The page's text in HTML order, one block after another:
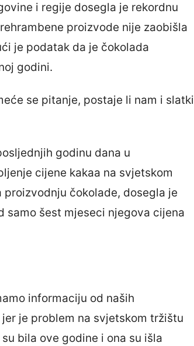
i regije dosegla je rekordnu
proizvode nije zaobišla
je podatak da je čokolada
godini.
se pitanje, postaje li nam i slatki
godinu dana u
cijene kakaa na svjetskom
čokolade, dosegla je
samo šest mjeseci njegova cijena
informaciju od naših
je problem na svjetskom tržištu
bila ove godine i ona su išla